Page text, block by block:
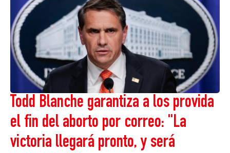
Todd Blanche garantiza a los provida
el fin del aborto por correo: "La
victoria llegará pronto, y será